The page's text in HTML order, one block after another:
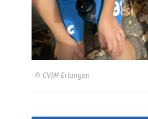
© CVJM Erlangen